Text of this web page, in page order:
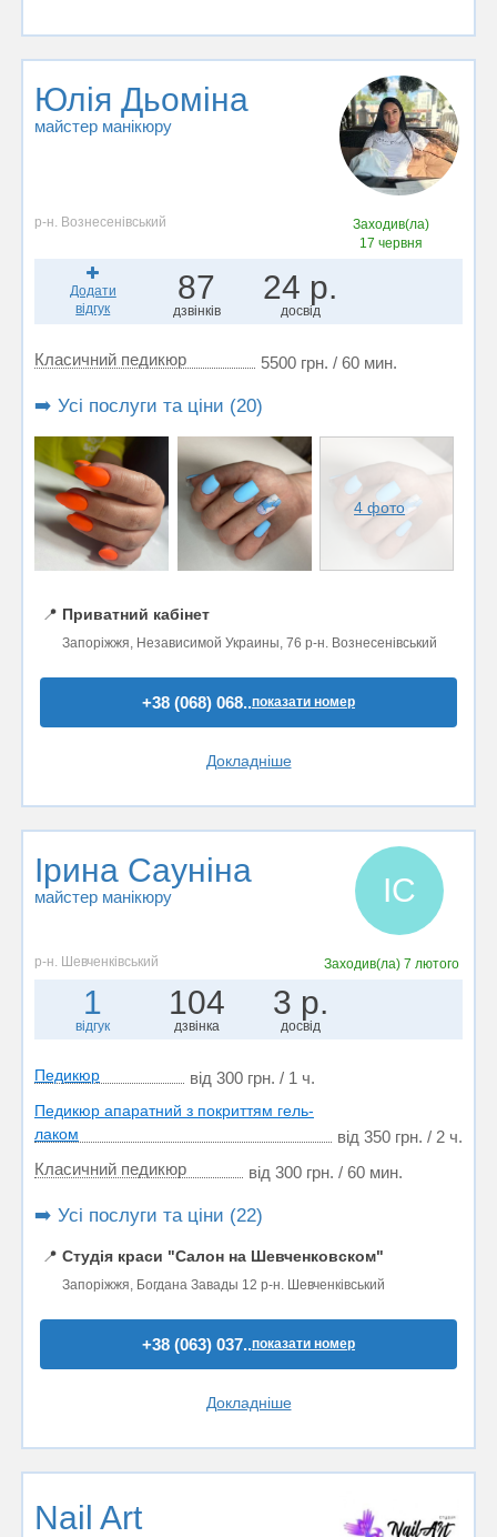
Юлія Дьоміна
майстер манікюру
р-н. Вознесенівський
Заходив(ла)
17 червня
Додати
відгук
87
дзвінків
24 р.
досвід
Класичний педикюр 5500 грн. / 60 мин.
➡️ Усі послуги та ціни (20)
4 фото
📍 Приватний кабінет
Запоріжжя, Независимой Украины, 76 р-н. Вознесенівський
+38 (068) 068..показати номер
Докладніше
Ірина Сауніна
майстер манікюру ІС
р-н. Шевченківський Заходив(ла) 7 лютого
1
відгук
104
дзвінка
3 р.
досвід
Педикюр від 300 грн. / 1 ч.
Педикюр апаратний з покриттям гель-
лаком
від 350 грн. / 2 ч.
Класичний педикюр
від 300 грн. / 60 мин.
➡️ Усі послуги та ціни (22)
📍 Студія краси "Салон на Шевченковском"
Запоріжжя, Богдана Завады 12 р-н. Шевченківський
+38 (063) 037..показати номер
Докладніше
Nail Art